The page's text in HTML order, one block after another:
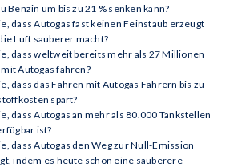
Benzin um bis zu 21 % senken kann?
dass Autogas fast keinen Feinstaub erzeugt
Luft sauberer macht?
dass weltweit bereits mehr als 27 Millionen
Autogas fahren?
dass das Fahren mit Autogas Fahrern bis zu
spart?
dass Autogas an mehr als 80.000 Tankstellen
ist?
dass Autogas den Weg zur Null-Emission
indem es heute schon eine sauberere